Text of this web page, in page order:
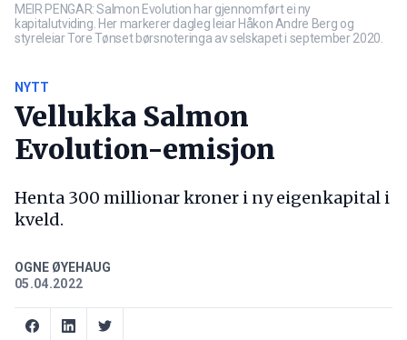
MEIR PENGAR: Salmon Evolution har gjennomført ei ny
kapitalutviding. Her markerer dagleg leiar Håkon Andre Berg og
styreleiar Tore Tønset børsnoteringa av selskapet i september 2020.
NYTT
Vellukka Salmon
Evolution-emisjon
Henta 300 millionar kroner i ny eigenkapital i
kveld.
OGNE ØYEHAUG
05.04.2022